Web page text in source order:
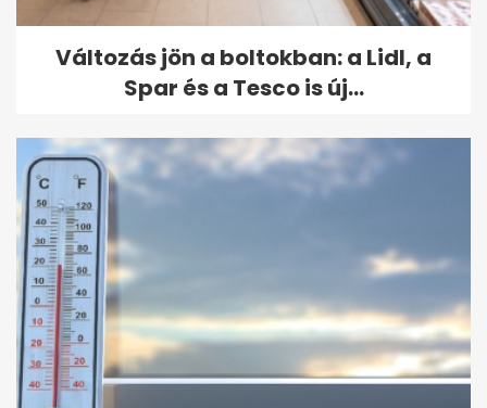
Változás jön a boltokban: a Lidl, a
Spar és a Tesco is új...